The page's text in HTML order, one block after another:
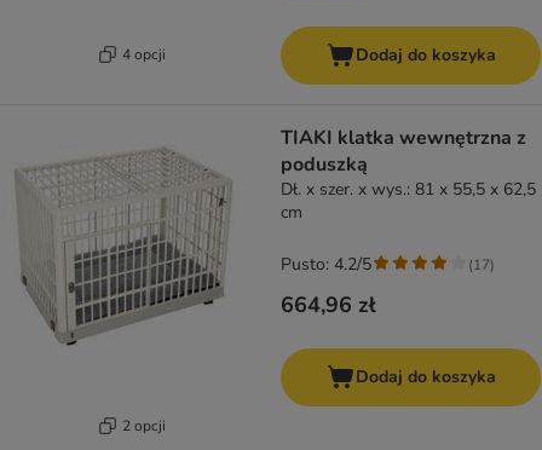
4 opcji Dodaj do koszyka
2 opcji
TIAKI klatka wewnętrzna z
poduszką
Dł. x szer. x wys.: 81 x 55,5 x 62,5
cm
664,96 zł
Pusto: 4.2/5 (17)
Dodaj do koszyka